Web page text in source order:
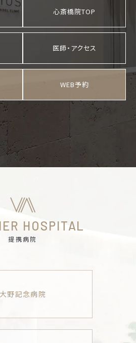
心斎橋院TOP
医師・アクセス
WEB予約
HOSPITAL
提携病院
大野記念病院